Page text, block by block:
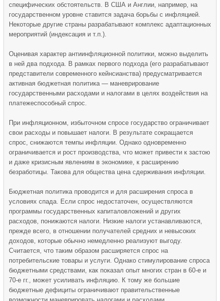
специфических обстоятельств. В США и Англии, например, на
государственном уровне ставится задача борьбы с инфляцией.
Некоторые другие страны разрабатывают комплекс адаптационных
мероприятий (индексация и т.п.).
Оценивая характер антиинфляционной политики, можно выделить
в ней два подхода. В рамках первого подхода (его разрабатывают
представители современного кейнсианства) предусматривается
активная бюджетная политика — маневрирование
государственными расходами и налогами в целях воздействия на
платежеспособный спрос.
При инфляционном, избыточном спросе государство ограничивает
свои расходы и повышает налоги. В результате сокращается
спрос, снижаются темпы инфляции. Однако одновременно
ограничивается и рост производства, что может привести к застою
и даже кризисным явлениям в экономике, к расширению
безработицы. Такова для общества цена сдерживания инфляции.
Бюджетная политика проводится и для расширения спроса в
условиях спада. Если спрос недостаточен, осуществляются
программы государственных капиталовложений и других
расходов, понижаются налоги. Низкие налоги устанавливаются,
прежде всего, в отношении получателей средних и невысоких
доходов, которые обычно немедленно реализуют выгоду.
Считается, что таким образом расширяется спрос на
потребительские товары и услуги. Однако стимулирование спроса
бюджетными средствами, как показал опыт многих стран в 60-е и
70-е гг., может усиливать инфляцию. К тому же большие
бюджетные дефициты ограничивают правительственные